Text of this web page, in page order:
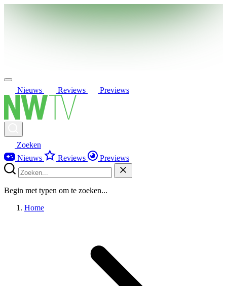
Nieuws Reviews Previews
Zoeken
Nieuws
Reviews Previews
Begin met typen om te zoeken...
Home